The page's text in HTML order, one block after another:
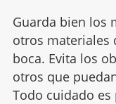
Guarda bien los
otros materiales
boca. Evita los
otros que
Todo cuidado